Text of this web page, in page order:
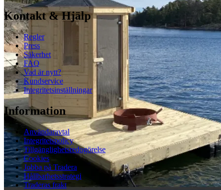
Kontakt & Hjälp
Regler
Press
Säkerhet
FAQ
Vad är nytt?
Kundservice
Integritetsinställningar
Information
Användaravtal
Integritetspolicy
Tillgänglighetsredogörelse
Cookies
Jobba på Tradera
Hållbarhetsstrategi
Traderas frakt